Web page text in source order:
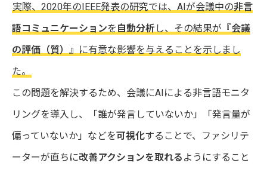
実際、2020年のIEEE発表の研究では、AIが会議中の非言
語コミュニケーションを 自動分析し、その結果が『会議
の評価（質） 』に有意な影響を与えることを示しまし
た。
この問題を解決するため、会議にAIによる非言語モニタ
リングを導入し、「誰が発言していないか」「発言量が
偏っていないか」などを可視化することで、ファシリテ
ーターが直ちに改善アクションを取れる ようにすること